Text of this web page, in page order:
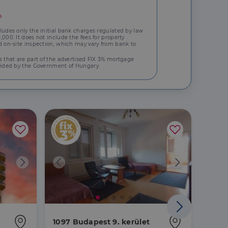
only the initial bank charges regulated by law
It does not include the fees for property
on-site inspection, which may vary from bank to
that are part of the advertised FIX 3% mortgage
by the Government of Hungary.
1097 Budapest 9. kerület
a weboldal
minden
hogy a
amelyet a
például valós
hogy a
amelyet a
hogy a tárolt